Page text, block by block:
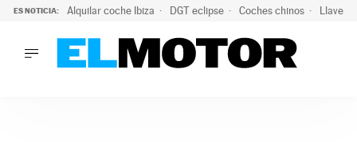
ES NOTICIA: Alquilar coche Ibiza DGT eclipse Coches chinos Llaves